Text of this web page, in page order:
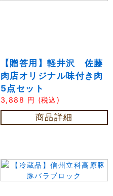
【贈答用】軽井沢 佐藤
肉店オリジナル味付き肉
5点セット
3,888 円 (税込)
商品詳細